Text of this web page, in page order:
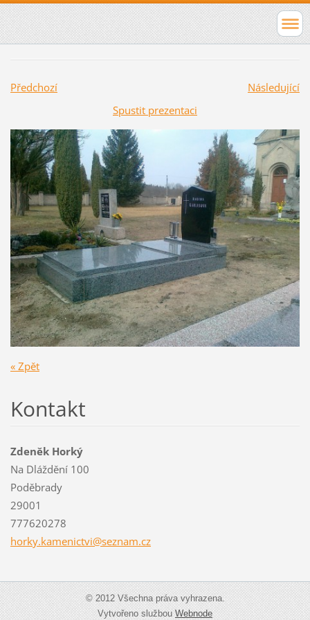
Předchozí
Následující
Spustit prezentaci
« Zpět
Kontakt
Zdeněk Horký
Na Dláždění 100
Poděbrady
29001
777620278
horky.kamenictvi@seznam.cz
© 2012 Všechna práva vyhrazena.
Vytvořeno službouWebnode